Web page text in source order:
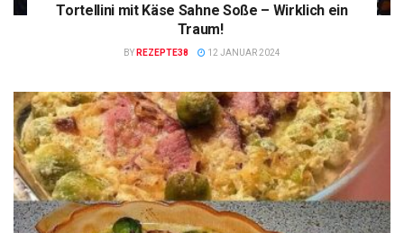
Tortellini mit Käse Sahne Soße – Wirklich ein
Traum!
BY REZEPTE38 12 JANUAR 2024